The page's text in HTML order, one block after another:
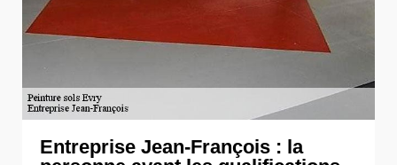
Entreprise Jean-François : la